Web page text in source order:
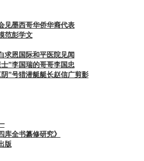
墨西哥华侨华裔代表
范彭学文
恩国际和平医院见闻
”李国瑞的哥哥李国忠
”号猎潜艇艇长赵信广剪影
全书纂修研究》
版